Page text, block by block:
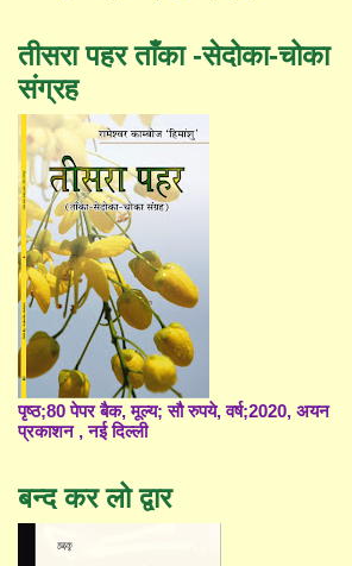
तीसरा पहर ताँका -सेदोका-चोका
संग्रह
पृष्ठ;80 पेपर बैक, मूल्य; सौ रुपये, वर्ष;2020, अयन
प्रकाशन , नई दिल्ली
बन्द कर लो द्वार